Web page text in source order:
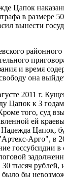
Цапок
в размере
вынести
районного
и время
она
2011 г.
Цапок к 3
того, суд
ей
Цапок,
Арго", в
госсубсидии
30 тысяч рублей,
было бы